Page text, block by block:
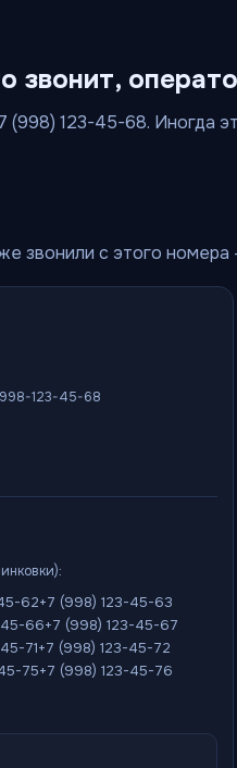
звонит,
(998) 123-45-68. Иногда
звонили с этого
998-123-45-68
62+7 (998) 123-45-63
45-66+7 (998) 123-45-67
71+7 (998) 123-45-72
75+7 (998) 123-45-76